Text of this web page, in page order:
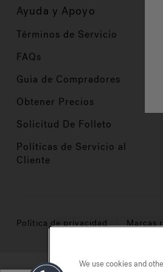
Ayuda y Apoyo
Términos de Servicio
FAQs
Guia de Compradores
Obtener Precios
Solicitud De Folleto
Políticas de Servicio al
Cliente
Política de privacidad Marcas
We use cookies and